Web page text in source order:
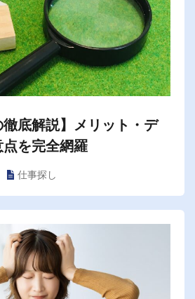
徹底解説】メリット・デ
を完全網羅
仕事探し